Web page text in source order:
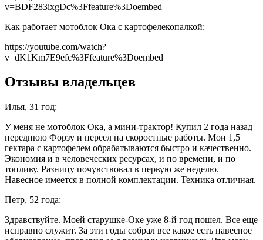
v=BDF283ixgDc%3Ffeature%3Doembed
Как работает мотоблок Ока с картофелекопалкой:
https://youtube.com/watch?
v=dK1Km7E9efc%3Ffeature%3Doembed
Отзывы владельцев
Илья, 31 год:
У меня не мотоблок Ока, а мини-трактор! Купил 2 года назад
переднюю Форзу и переел на скоростные работы. Мои 1,5
гектара с картофелем обрабатываются быстро и качественно.
Экономия и в человеческих ресурсах, и по времени, и по
топливу. Разницу почувствовал в первую же неделю.
Навесное имеется в полной комплектации. Техника отличная.
Петр, 52 года:
Здравствуйте. Моей старушке-Оке уже 8-й год пошел. Все еще
исправно служит. За эти годы собрал все какое есть навесное